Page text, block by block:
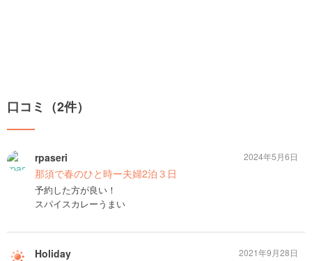
口コミ（2件）
rpaseri
那須で春のひと時ー夫婦2泊３日
予約した方が良い！
スパイスカレーうまい
2024年5月6日
Holiday 2021年9月28日